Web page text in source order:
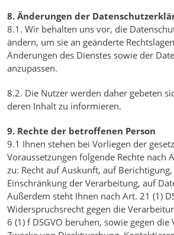
8. Änderungen der
8.1. Wir behalten uns vor, die
ändern, um sie an geänderte
Änderungen des Dienstes sowie der
anzupassen.
8.2. Die Nutzer werden daher gebeten
deren Inhalt zu informieren.
9. Rechte der betroffenen Person
9.1 Ihnen stehen bei Vorliegen der
Voraussetzungen folgende Rechte nach
zu: Recht auf Auskunft, auf
Einschränkung der Verarbeitung, auf
Außerdem steht Ihnen nach Art. 21 (1)
Widerspruchsrecht gegen die
6 (1) f DSGVO beruhen, sowie gegen